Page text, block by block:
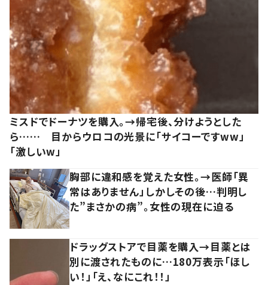
ミスドでドーナツを購入。→帰宅後、分けようとした
ら…… 目からウロコの光景に「サイコーですww」
「激しいw」
胸部に違和感を覚えた女性。→医師「異
常はありません」しかしその後…判明し
た”まさかの病”。女性の現在に迫る
ドラッグストアで目薬を購入→目薬とは
別に渡されたものに…180万表示「ほし
い！」「え、なにこれ！！」